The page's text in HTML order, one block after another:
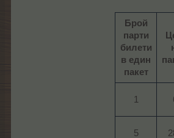
Брой
парти
билети
в един
пакет
1​
5​